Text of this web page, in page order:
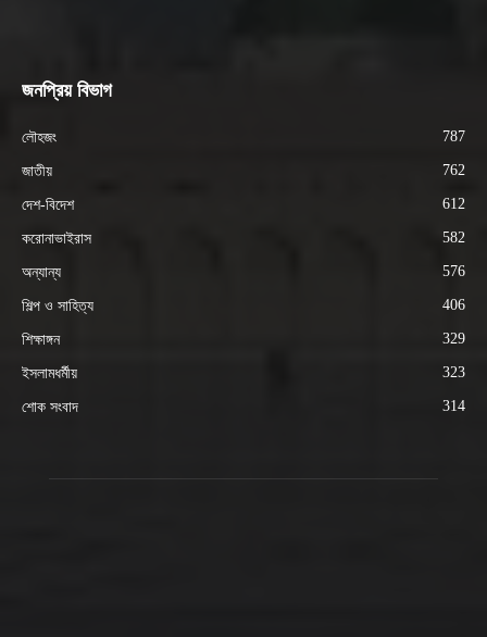
জনপ্রিয় বিভাগ
লৌহজং 787
জাতীয় 762
দেশ-বিদেশ 612
করোনাভাইরাস 582
অন্যান্য 576
শিল্প ও সাহিত্য 406
শিক্ষাঙ্গন 329
ইসলামধর্মীয় 323
শোক সংবাদ 314